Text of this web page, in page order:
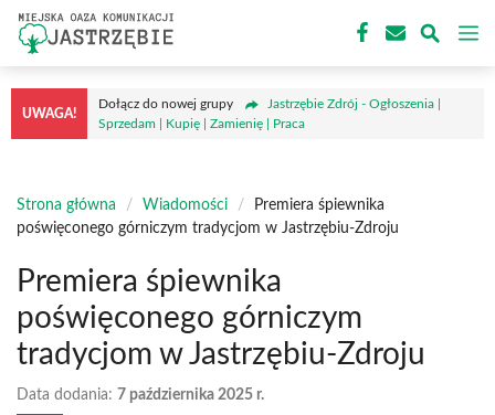
Przejdź
treści
UWAGA!
Dołącz do nowej grupy
Jastrzębie Zdrój - Ogłoszenia |
Sprzedam | Kupię | Zamienię | Praca
Strona główna / Wiadomości /
Premiera śpiewnika
poświęconego górniczym tradycjom w Jastrzębiu-Zdroju
Premiera śpiewnika
poświęconego górniczym
tradycjom w Jastrzębiu-Zdroju
Data dodania: 7 października 2025 r.